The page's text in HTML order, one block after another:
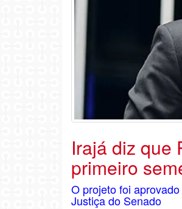
Irajá diz que
primeiro
O projeto foi
Justiça do Senado